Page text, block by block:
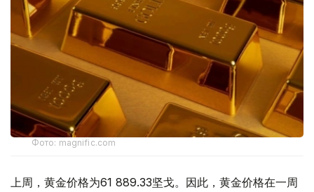
Фото: magnific.com
上周，黄金价格为61 889.33坚戈。因此，黄金价格在一周